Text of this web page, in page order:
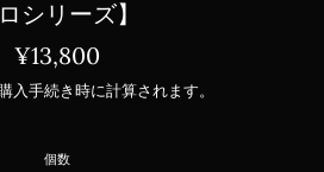
シリーズ】
通
価
¥13,800
入手続き時に計算されます。
個数